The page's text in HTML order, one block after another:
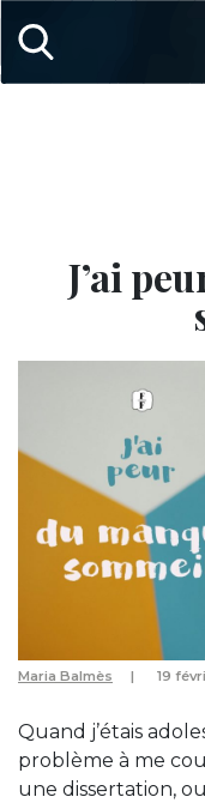
J’ai
Maria Balmès 19
Quand j’étais
problème à me
une dissertation,